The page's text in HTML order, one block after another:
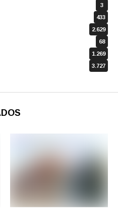
3
433
2.629
68
1.269
3.727